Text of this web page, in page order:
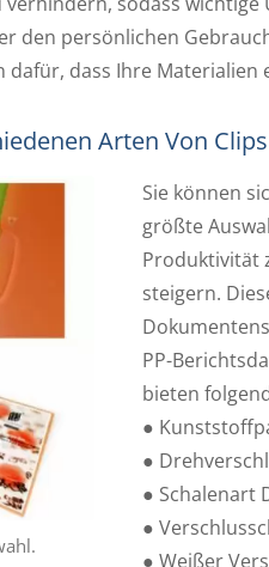
den persönlichen
dass Ihre
Arten Von Clips
Sie können
größte
Produktivität
steigern.
PP-
bieten
●
●
● Schalenart
●
● Weißer